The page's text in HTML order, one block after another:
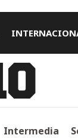
Intermedia